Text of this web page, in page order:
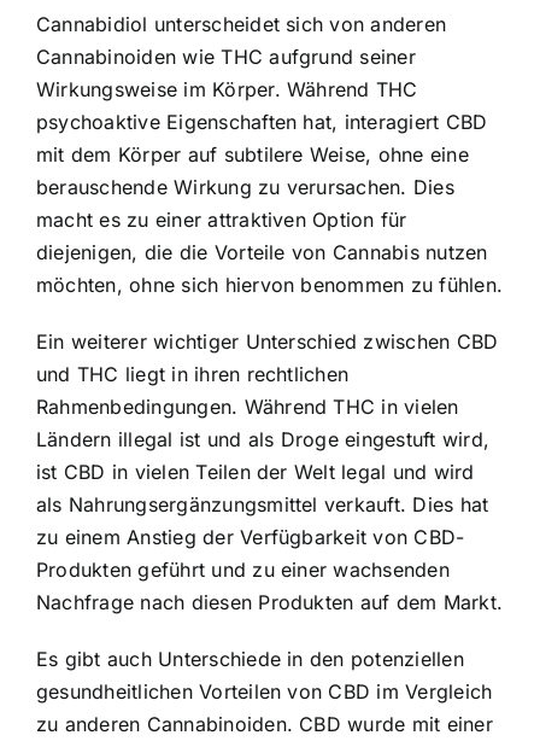
Cannabidiol unterscheidet sich von anderen
Cannabinoiden wie THC aufgrund seiner
Wirkungsweise im Körper. Während THC
psychoaktive Eigenschaften hat, interagiert CBD
mit dem Körper auf subtilere Weise, ohne eine
berauschende Wirkung zu verursachen. Dies
macht es zu einer attraktiven Option für
diejenigen, die die Vorteile von Cannabis nutzen
möchten, ohne sich hiervon benommen zu fühlen.
Ein weiterer wichtiger Unterschied zwischen CBD
und THC liegt in ihren rechtlichen
Rahmenbedingungen. Während THC in vielen
Ländern illegal ist und als Droge eingestuft wird,
ist CBD in vielen Teilen der Welt legal und wird
als Nahrungsergänzungsmittel verkauft. Dies hat
zu einem Anstieg der Verfügbarkeit von CBD-
Produkten geführt und zu einer wachsenden
Nachfrage nach diesen Produkten auf dem Markt.
Es gibt auch Unterschiede in den potenziellen
gesundheitlichen Vorteilen von CBD im Vergleich
zu anderen Cannabinoiden. CBD wurde mit einer